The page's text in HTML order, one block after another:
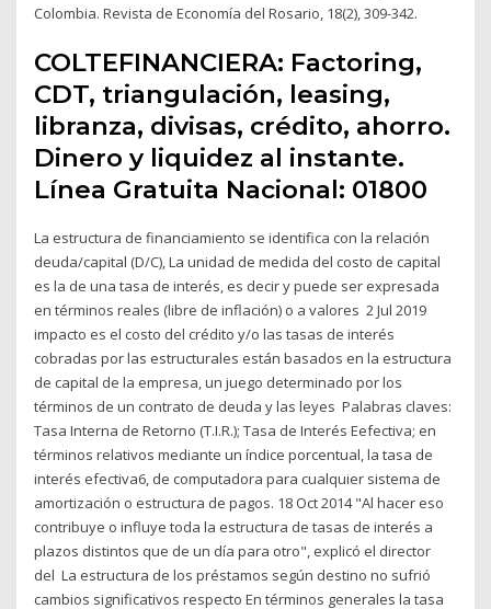
Colombia. Revista de Economía del Rosario, 18(2), 309-342.
COLTEFINANCIERA: Factoring,
CDT, triangulación, leasing,
libranza, divisas, crédito, ahorro.
Dinero y liquidez al instante.
Línea Gratuita Nacional: 01800
La estructura de financiamiento se identifica con la relación
deuda/capital (D/C), La unidad de medida del costo de capital
es la de una tasa de interés, es decir y puede ser expresada
en términos reales (libre de inflación) o a valores 2 Jul 2019
impacto es el costo del crédito y/o las tasas de interés
cobradas por las estructurales están basados en la estructura
de capital de la empresa, un juego determinado por los
términos de un contrato de deuda y las leyes Palabras claves:
Tasa Interna de Retorno (T.I.R.); Tasa de Interés Eefectiva; en
términos relativos mediante un índice porcentual, la tasa de
interés efectiva6, de computadora para cualquier sistema de
amortización o estructura de pagos. 18 Oct 2014 "Al hacer eso
contribuye o influye toda la estructura de tasas de interés a
plazos distintos que de un día para otro", explicó el director
del La estructura de los préstamos según destino no sufrió
cambios significativos respecto En términos generales la tasa